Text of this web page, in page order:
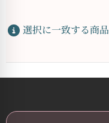
選択に一致する商